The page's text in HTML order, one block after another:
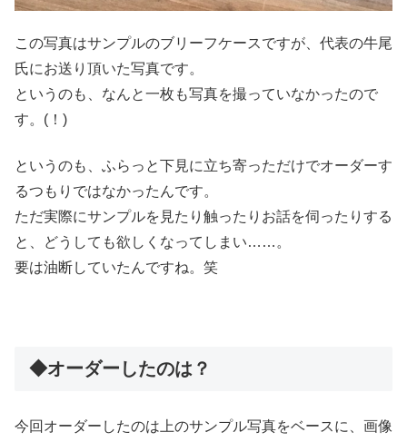
この写真はサンプルのブリーフケースですが、代表の牛尾
氏にお送り頂いた写真です。
というのも、なんと一枚も写真を撮っていなかったので
す。(！)
というのも、ふらっと下見に立ち寄っただけでオーダーす
るつもりではなかったんです。
ただ実際にサンプルを見たり触ったりお話を伺ったりする
と、どうしても欲しくなってしまい……。
要は油断していたんですね。笑
◆オーダーしたのは？
今回オーダーしたのは上のサンプル写真をベースに、画像